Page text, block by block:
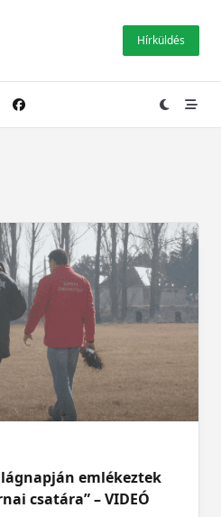
Hírküldés
emlékeztek
csatára” – VIDEÓ